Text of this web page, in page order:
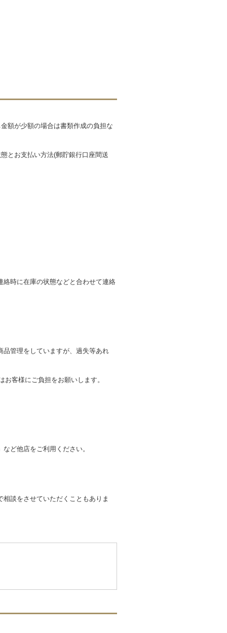
額が少額の場合は書類作成の負担な
とお支払い方法(郵貯銀行口座間送
時に在庫の状態などと合わせて連絡
管理をしていますが、過失等あれ
客様にご負担をお願いします。
ど他店をご利用ください。
談をさせていただくこともありま